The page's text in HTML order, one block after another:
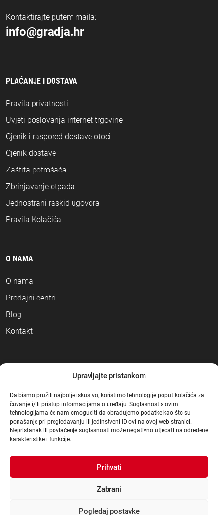
Upravljajte pristankom
Da bismo pružili najbolje iskustvo, koristimo tehnologije poput kolačića za
čuvanje i/ili pristup informacijama o uređaju. Suglasnost s ovim
tehnologijama će nam omogućiti da obrađujemo podatke kao što su
ponašanje pri pregledavanju ili jedinstveni ID-ovi na ovoj web stranici.
Nepristanak ili povlačenje suglasnosti može negativno utjecati na određene
karakteristike i funkcije.
Prihvati
Zabrani
Pogledaj postavke
Kontaktirajte putem maila:
info@gradja.hr
PLAĆANJE I DOSTAVA
Pravila privatnosti
Uvjeti poslovanja internet trgovine
Cjenik i raspored dostave otoci
Cjenik dostave
Zaštita potrošača
Zbrinjavanje otpada
Jednostrani raskid ugovora
Pravila Kolačića
O NAMA
O nama
Prodajni centri
Blog
Kontakt